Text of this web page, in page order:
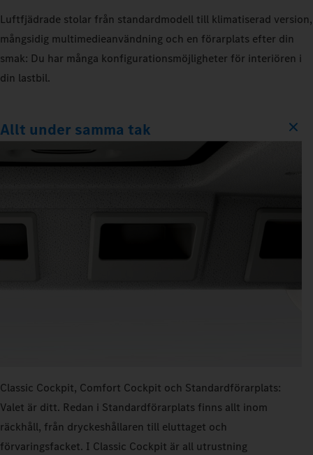
Luftfjädrade stolar från standardmodell till klimatiserad version,
mångsidig multimedieanvändning och en förarplats efter din
smak: Du har många konfigurationsmöjligheter för interiören i
din lastbil.
Allt under samma tak
Classic Cockpit, Comfort Cockpit och Standardförarplats:
Valet är ditt. Redan i Standardförarplats finns allt inom
räckhåll, från dryckeshållaren till eluttaget och
förvaringsfacket. I Classic Cockpit är all utrustning